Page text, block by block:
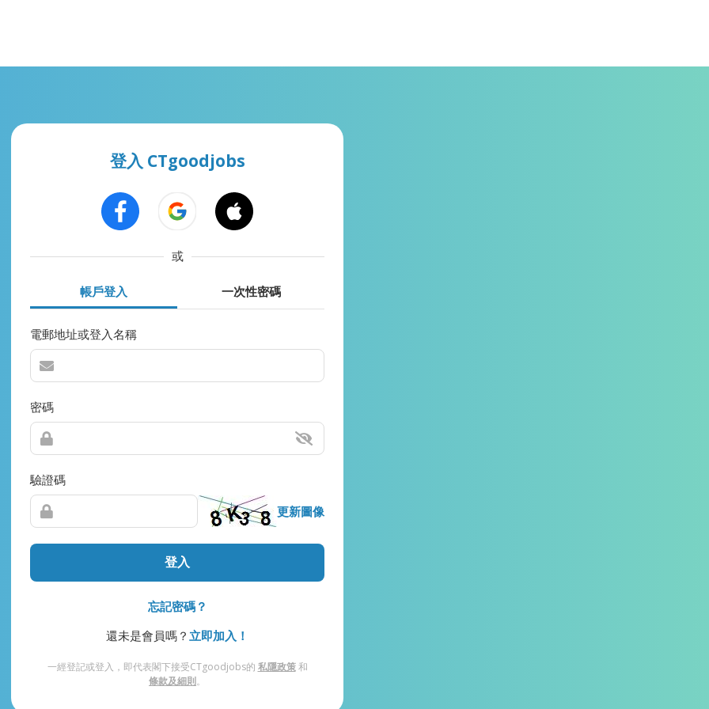
登入 CTgoodjobs
或
帳戶登入 一次性密碼
電郵地址或登入名稱
密碼
驗證碼
更新圖像
登入
忘記密碼？
還未是會員嗎？ 立即加入！
一經登記或登入，即代表閣下接受CTgoodjobs的 私隱政策和
條款及細則。